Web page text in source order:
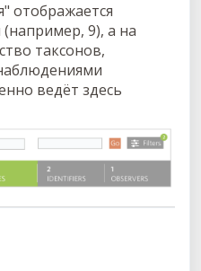
отображается
9), а на
таксонов,
ведёт здесь